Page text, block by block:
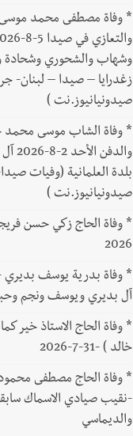
*
وشهاب والشحوري وشحادة
زغدرايا – صيدا – لبنان-
صيدونيانيوز.نت )
* وفاة الشاب موسى محمد
بلدة العلمانية (وفيات
صيدونيانيوز.نت )
*
2026
*
آل بديري ويوسف ونجم
* وفاة الحاج الاستاذ خير
خالد ) -31-7-2026
*
-نقيب صيادي الاسماك
والديماسي